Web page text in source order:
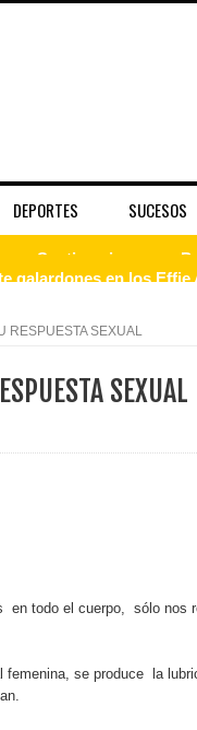
DEPORTES SUCESOS
galardones en los Effie
la máxima
del coro “Más
interrupción del Premio
Francia y Banreservas
abordan retos y
RESPUESTA SEXUAL
SEXUAL
en todo el cuerpo, sólo nos
se produce la